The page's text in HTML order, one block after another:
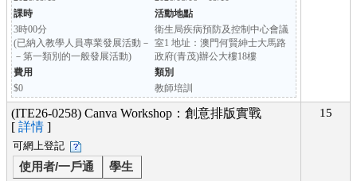
課時
活動地點
3時00分
(已納入教學人員專業發展活動－
－第一類別的一般發展活動)
衛生局疾病預防及控制中心會議
室1 地址：澳門何賢紳士大馬路
政府(青茂)辦公大樓18樓
費用
類別
$0
教師培訓
(ITE26-0258) Canva Workshop：創意排版實戰
[ 詳情 ]
可網上登記
使用者/一戶通 學生
15